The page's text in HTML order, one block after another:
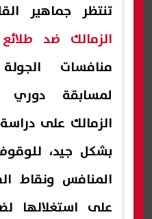
تنتظر جماهير
الزمالك ضد
منافسات الجولة
لمسابقة دوري NILE،
الزمالك على
بشكل جيد،
المنافس ونقاط
على استغلالها